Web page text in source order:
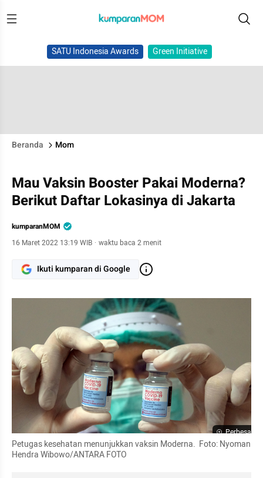
SATU Indonesia Awards Green Initiative
Beranda Mom
Mau Vaksin Booster Pakai Moderna?
Berikut Daftar Lokasinya di Jakarta
kumparanMOM
16 Maret 2022 13:19 WIB · waktu baca 2 menit
Ikuti kumparan di Google
Perbesar
Petugas kesehatan menunjukkan vaksin Moderna.  Foto: Nyoman
Hendra Wibowo/ANTARA FOTO